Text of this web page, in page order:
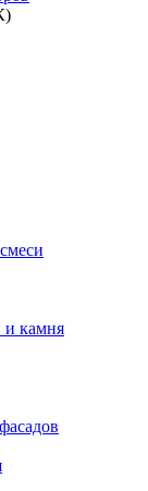
и камня